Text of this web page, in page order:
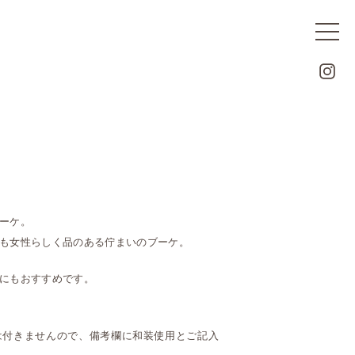
ケ。
女性らしく品のある佇まいのブーケ。
もおすすめです。
きませんので、備考欄に和装使用とご記入